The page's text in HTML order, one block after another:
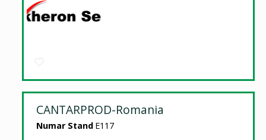
CANTARPROD-Romania
Numar Stand E117